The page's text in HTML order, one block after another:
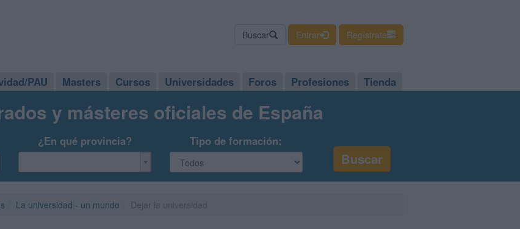
Buscar Entrar Regístrate
PAU Masters Cursos Universidades Foros Profesiones Tienda
y másteres oficiales de España
¿En qué provincia? Tipo de formación:
La universidad - un mundo